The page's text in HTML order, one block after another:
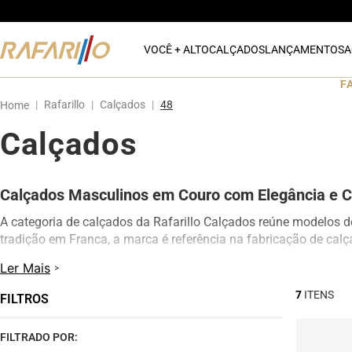
VOCÊ + ALTOCALÇADOSLANÇAMENTOS
Rafarillo Calçados 48
Calçados
Calçados Masculinos em Couro com Elegância e
A categoria de calçados da Rafarillo Calçados reúne
tradição em Franca, a marca é referência na fabricação de
Aqui você encontra sapatos sociais, casuais, mocassins,
Os calçados Rafarillo unem tecnologia, conforto e estilo para
personalidade.
Ler Mais
FILTROS
FILTRADO POR:
7